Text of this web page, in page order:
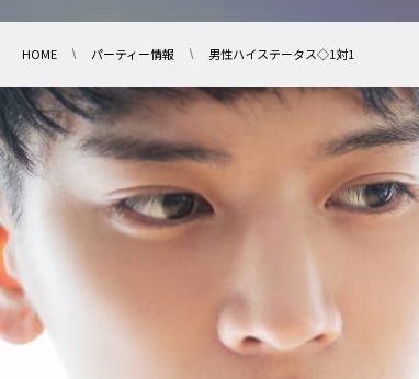
HOME パーティー情報 男性ハイステータス◇1対1